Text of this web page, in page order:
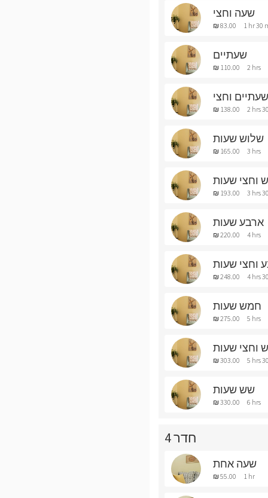
שעה וחצי
₪ 83.00 1 hr 30
שעתיים
₪ 110.00 2 hrs
שעתיים וחצי
₪ 138.00 2 hrs
שלוש שעות
₪ 165.00 3 hrs
וחצי שעות
₪ 193.00 3 hrs
ארבע שעות
₪ 220.00 4 hrs
וחצי שעות
₪ 248.00 4 hrs
חמש שעות
₪ 275.00 5 hrs
וחצי שעות
₪ 303.00 5 hrs
שש שעות
₪ 330.00 6 hrs
חדר 4
שעה אחת
₪ 55.00 1 hr